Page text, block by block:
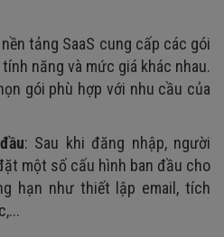
tảng SaaS cung cấp các gói
năng và mức giá khác nhau.
gói phù hợp với nhu cầu của
: Sau khi đăng nhập, người
một số cấu hình ban đầu cho
hạn như thiết lập email, tích